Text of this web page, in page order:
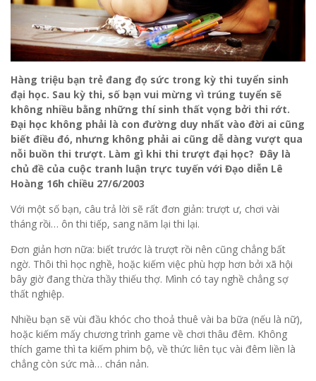
Hàng triệu bạn trẻ đang đọ sức trong kỳ thi tuyển sinh
đại học. Sau kỳ thi, số bạn vui mừng vì trúng tuyển sẽ
không nhiều bằng những thí sinh thất vọng bởi thi rớt.
Đại học không phải là con đường duy nhất vào đời ai cũng
biết điều đó, nhưng không phải ai cũng dễ dàng vượt qua
nỗi buồn thi trượt. Làm gì khi thi trượt đại học? Đây là
chủ đề của cuộc tranh luận trực tuyến với Đạo diễn Lê
Hoàng 16h chiều 27/6/2003
Với một số bạn, câu trả lời sẽ rất đơn giản: trượt ư, chơi vài
tháng rồi… ôn thi tiếp, sang năm lại thi lại.
Đơn giản hơn nữa: biết trước là trượt rồi nên cũng chẳng bất
ngờ. Thôi thì học nghề, hoặc kiếm việc phù hợp hơn bởi xã hội
bây giờ đang thừa thầy thiếu thợ. Mình có tay nghề chẳng sợ
thất nghiệp.
Nhiều bạn sẽ vùi đầu khóc cho thoả thuê vài ba bữa (nếu là nữ),
hoặc kiếm mấy chương trình game về chơi thâu đêm. Không
thích game thì ta kiếm phim bộ, về thức liên tục vài đêm liền là
chẳng còn sức mà… chán nản.